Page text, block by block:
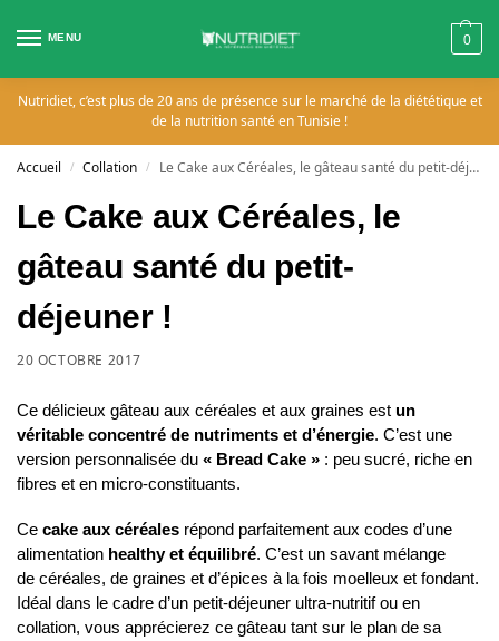
MENU 0
Nutridiet, c’est plus de 20 ans de présence sur le marché de la diététique et
de la nutrition santé en Tunisie !
Accueil / Collation / Le Cake aux Céréales, le gâteau santé du petit-déjeuner !
Le Cake aux Céréales, le
gâteau santé du petit-
déjeuner !
20 OCTOBRE 2017
Ce délicieux gâteau aux céréales et aux graines est un
véritable concentré de nutriments et d’énergie. C’est une
version personnalisée du « Bread Cake » : peu sucré, riche en
fibres et en micro-constituants.
Ce cake aux céréales répond parfaitement aux codes d’une
alimentation healthy et équilibré. C’est un savant mélange
de céréales, de graines et d’épices à la fois moelleux et fondant.
Idéal dans le cadre d’un petit-déjeuner ultra-nutritif ou en
collation, vous apprécierez ce gâteau tant sur le plan de sa